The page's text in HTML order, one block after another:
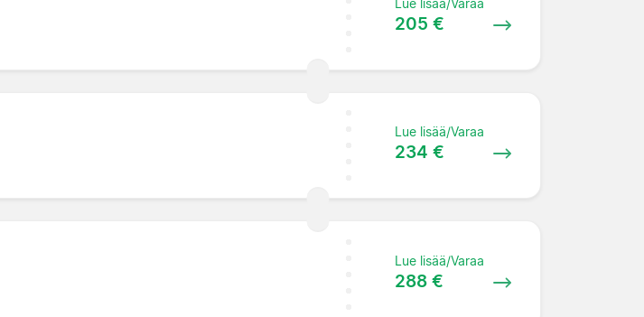
205 €
Lue lisää/Varaa
234 €
Lue lisää/Varaa
288 €